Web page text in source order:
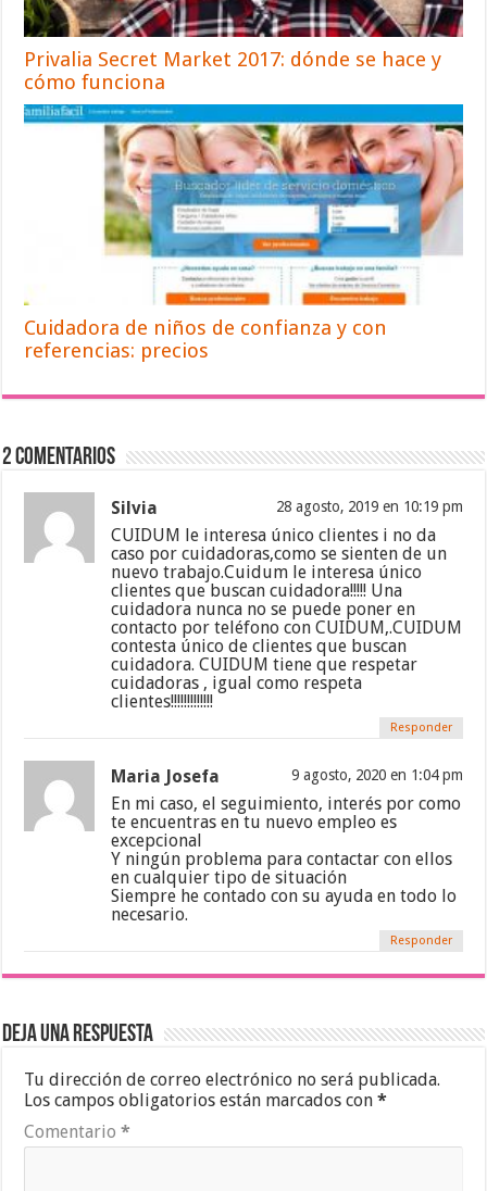
Privalia Secret Market 2017: dónde se hace y
cómo funciona
Cuidadora de niños de confianza y con
referencias: precios
2 comentarios
Silvia 28 agosto, 2019 en 10:19 pm
CUIDUM le interesa único clientes i no da
caso por cuidadoras,como se sienten de un
nuevo trabajo.Cuidum le interesa único
clientes que buscan cuidadora!!!!! Una
cuidadora nunca no se puede poner en
contacto por teléfono con CUIDUM,.CUIDUM
contesta único de clientes que buscan
cuidadora. CUIDUM tiene que respetar
cuidadoras , igual como respeta
clientes!!!!!!!!!!!!!
Responder
Maria Josefa 9 agosto, 2020 en 1:04 pm
En mi caso, el seguimiento, interés por como
te encuentras en tu nuevo empleo es
excepcional
Y ningún problema para contactar con ellos
en cualquier tipo de situación
Siempre he contado con su ayuda en todo lo
necesario.
Responder
Deja una respuesta
Tu dirección de correo electrónico no será publicada.
Los campos obligatorios están marcados con*
Comentario*